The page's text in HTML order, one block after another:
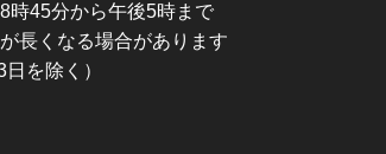
時45分から午後5時まで
長くなる場合があります
を除く）